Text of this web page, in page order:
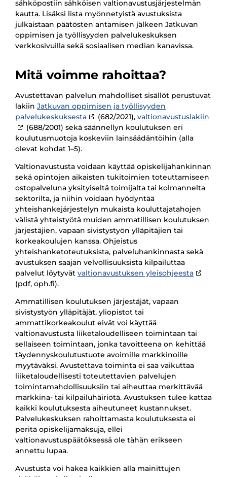
sähköpostiin sähköisen valtionavustusjärjestelmän
kautta. Lisäksi lista myönnetyistä avustuksista
julkaistaan päätösten antamisen jälkeen Jatkuvan
oppimisen ja työllisyyden palvelukeskuksen
verkkosivuilla sekä sosiaalisen median kanavissa.
Mitä voimme rahoittaa?
Avustettavan palvelun mahdolliset sisällöt perustuvat
lakiin Jatkuvan oppimisen ja työllisyyden
palvelukeskuksesta
(682/2021), valtionavustuslakiin
(688/2001) sekä säännellyn koulutuksen eri
koulutusmuotoja koskeviin lainsäädäntöihin (alla
olevat kohdat 1–5).
Valtionavustusta voidaan käyttää opiskelijahankinnan
sekä opintojen aikaisten tukitoimien toteuttamiseen
ostopalveluna yksityiseltä toimijalta tai kolmannelta
sektorilta, ja niihin voidaan hyödyntää
yhteishankejärjestelyn mukaista kouluttajatahojen
välistä yhteistyötä muiden ammatillisen koulutuksen
järjestäjien, vapaan sivistystyön ylläpitäjien tai
korkeakoulujen kanssa. Ohjeistus
yhteishanketoteutuksista, palveluhankinnasta sekä
avustuksen saajan velvollisuuksista kilpailuttaa
palvelut löytyvät valtionavustuksen yleisohjeesta
(pdf, oph.fi).
Ammatillisen koulutuksen järjestäjät, vapaan
sivistystyön ylläpitäjät, yliopistot tai
ammattikorkeakoulut eivät voi käyttää
valtionavustusta liiketaloudelliseen toimintaan tai
sellaiseen toimintaan, jonka tavoitteena on kehittää
täydennyskoulutustuote avoimille markkinoille
myytäväksi. Avustettava toiminta ei saa vaikuttaa
liiketaloudellisesti toteutettavien palvelujen
toimintamahdollisuuksiin tai aiheuttaa merkittävää
markkina- tai kilpailuhäiriötä. Avustuksen tulee kattaa
kaikki koulutuksesta aiheutuneet kustannukset.
Palvelukeskuksen rahoittamasta koulutuksesta ei
peritä opiskelijamaksuja, ellei
valtionavustuspäätöksessä ole tähän erikseen
annettu lupaa.
Avustusta voi hakea kaikkien alla mainittujen